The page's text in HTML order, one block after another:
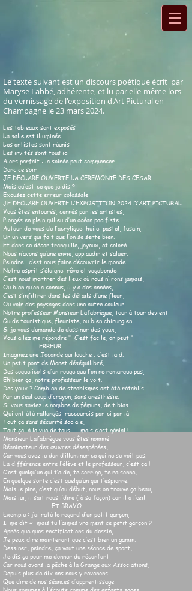
Le texte suivant est un discours poétique écrit par
Maryse Labbé, adhérente, et lu par elle-même lors
du vernissage de l'exposition d'Art Pictural en
Champagne le 23 mars 2024.
Les tableaux sont exposés
La salle est illuminée
Les artistes sont réunis
Les invités sont tous ici
Alors parfait : la soirée peut commencer
Donc ce soir
JE DECLARE OUVERTE LA CEREMONIE DES CESAR.
Mais qu’est-ce que je dis ?
Excusez cette erreur colossale
JE DECLARE OUVERTE L’EXPOSITION 2024 D’ART PICTURAL
Vous êtes entourés, cernés par les artistes,
Plongés en plein milieu d’un océan pacifiste.
Autour de vous de l’acrylique, huile, pastel, fusain,
Un univers qui fait que l’on se sente bien.
Et dans ce décor tranquille, joyeux, et coloré
Nous n’avons qu’une envie, applaudir et saluer.
Peindre : c’est nous faire découvrir le monde
Notre esprit s’éloigne, rêve et vagabonde
C’est nous montrer des lieux où nous n’irons jamais,
Ou bien qu’on a connus, il y a des années,
C’est s’infiltrer dans les détails d’une fleur,
Ou voir des paysages dans une autre couleur.
Notre professeur Monsieur Lafabrègue, tour à tour devient
Guide touristique, fleuriste, ou bien chirurgien.
Si je vous demande de dessiner des yeux,
Vous allez me répondre " C’est facile, on peut "
ERREUR
Imaginez une Joconde qui louche ; c’est laid.
Un petit pont de Monet déséquilibré,
Des coquelicots d’un rouge que l’on ne remarque pas,
Eh bien ça, notre professeur le voit.
Des yeux ? Combien de strabismes ont été rétablis
Par un seul coup d’crayon, sans anesthésie.
Si vous saviez le nombre de fémurs, de tibias
Qui ont été rallongés, raccourcis par-ci par là,
Tout ça sans sécurité sociale,
Tout ça à la vue de tous ….. mais c’est génial !
Monsieur Lafabrègue vous êtes nommé
Réanimateur des œuvres désespérées,
Car vous avez le don d’illuminer ce qui ne se voit pas.
La différence entre l’élève et le professeur, c’est ça !
C’est quelqu’un qui t’aide, te corrige, te raisonne,
En quelque sorte c’est quelqu’un qui t’espionne.
Mais le pire, c’est qu’au début, nous on trouve ça beau,
Mais lui, il sait nous l’dire ( à sa façon) car il a l’œil,
ET BRAVO
Exemple : j’ai raté le regard d’un petit garçon,
Il me dit « mais tu l’aimes vraiment ce petit garçon ?
Après quelques rectifications du dessin,
Je peux dire maintenant que c’est bien un gamin.
Dessiner, peindre, ça vaut une séance de sport,
Je dis ça pour me donner du réconfort,
Car nous avons la pêche à la Grange aux Associations,
Depuis plus de dix ans nous y revenons.
Que dire de nos séances d’apprentissage,